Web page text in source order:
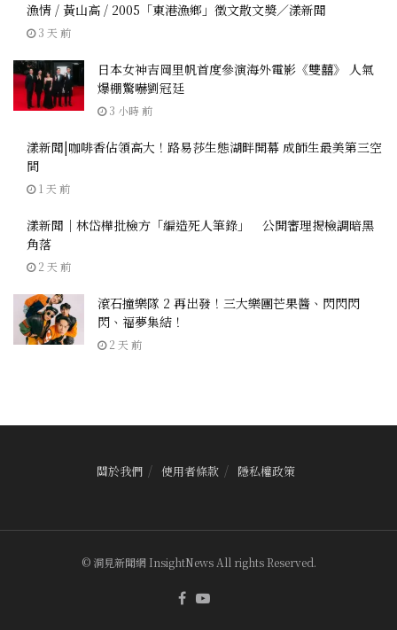
漁情 / 黃山高 / 2005「東港漁鄉」徵文散文獎／漾新聞
3 天 前
日本女神吉岡里帆首度參演海外電影《雙囍》 人氣
爆棚驚嚇劉冠廷
3 小時 前
漾新聞|咖啡香佔領高大！路易莎生態湖畔開幕 成師生最美第三空
間
1 天 前
漾新聞｜林岱樺批檢方「編造死人筆錄」 公開審理揭檢調暗黑
角落
2 天 前
滾石撞樂隊 2 再出發！三大樂團芒果醬、閃閃閃
閃、福夢集結！
2 天 前
關於我們 使用者條款 隱私權政策
© 洞見新聞網 InsightNews All rights Reserved.